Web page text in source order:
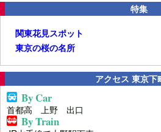
特集
関東花見スポット
東京の桜の名所
アクセス 東京下
By Car
首都高 上野 出口
By Train